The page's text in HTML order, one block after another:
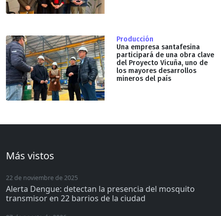
Producción
Una empresa santafesina
participará de una obra clave
del Proyecto Vicuña, uno de
los mayores desarrollos
mineros del país
Más vistos
22 de noviembre de 2025
Alerta Dengue: detectan la presencia del mosquito
transmisor en 22 barrios de la ciudad